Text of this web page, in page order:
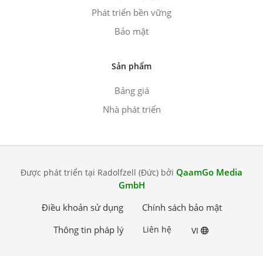
Phát triển bền vững
Bảo mật
Sản phẩm
Bảng giá
Nhà phát triển
Được phát triển tại Radolfzell (Đức) bởi QaamGo Media
GmbH
Điều khoản sử dụng
Chính sách bảo mật
Thông tin pháp lý
Liên hệ VI